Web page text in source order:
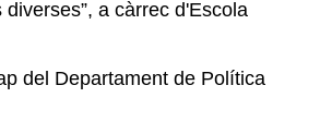
a càrrec d'Escola
del Departament de Política